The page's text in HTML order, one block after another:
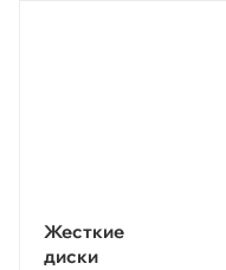
Жесткие
диски